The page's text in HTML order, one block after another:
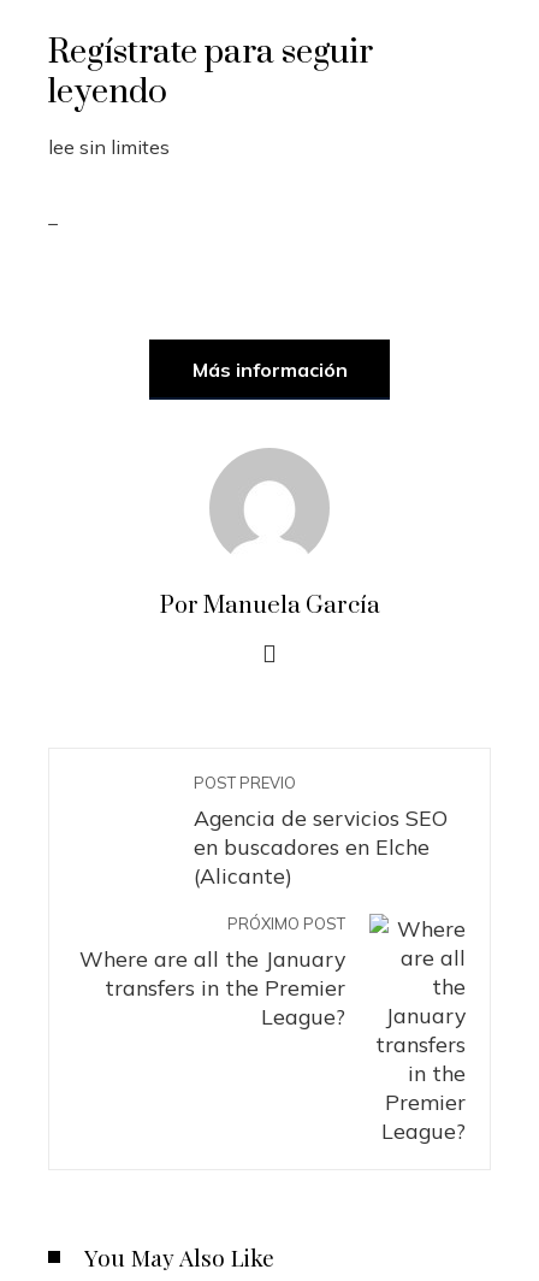
Regístrate para seguir
leyendo
lee sin limites
Más información
Por Manuela García
POST PREVIO
Agencia de servicios SEO
en buscadores en Elche
(Alicante)
PRÓXIMO POST
Where are all the January
transfers in the Premier
League?
You May Also Like